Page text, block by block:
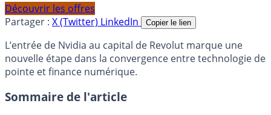
Découvrir les offres
Partager : X (Twitter) LinkedIn Copier le lien
L’entrée de Nvidia au capital de Revolut marque une
nouvelle étape dans la convergence entre technologie de
pointe et finance numérique.
Sommaire de l'article